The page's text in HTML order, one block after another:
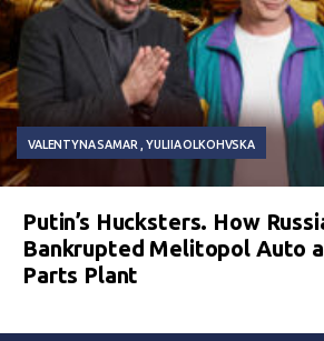
VALENTYNA SAMAR YULIIA OLKOHVSKA
Putin’s Hucksters. How
Bankrupted Melitopol Auto
Parts Plant